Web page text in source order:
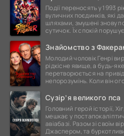
Події переносять у 1993
вуличних поєдинків, які
шляхами, змушені знову
сутичок. Їх спокій
Знайомство з
Молодий чоловік Генрі
рідкісне явище, а будь-
перетворюється на
непорозумінь. Коли він
Сузір’я великого пса
Головний герой історії,
мешкає у
авіабазі. Разом зі своїм
Джаспером, та